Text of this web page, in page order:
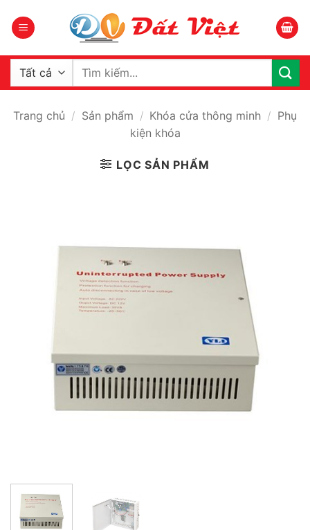
qua
dung
Tìm
Trang chủ / Sản phẩm / Khóa cửa thông minh / Phụ
kiện khóa
LỌC SẢN PHẨM